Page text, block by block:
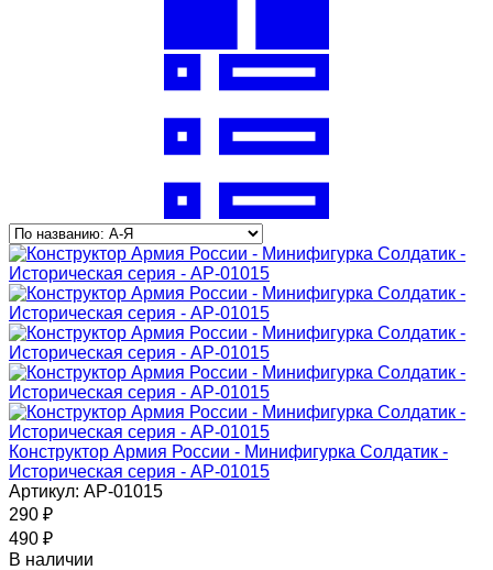
Конструктор Армия России - Минифигурка Солдатик -
Историческая серия - АР-01015
Артикул: АР-01015
290 ₽
490 ₽
В наличии